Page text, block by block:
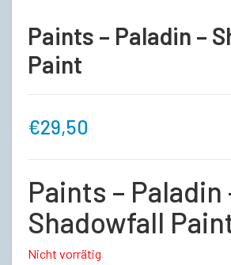
Paints – Paladin –
Paint
€29,50
Paints – Paladin
Shadowfall
Nicht vorrätig